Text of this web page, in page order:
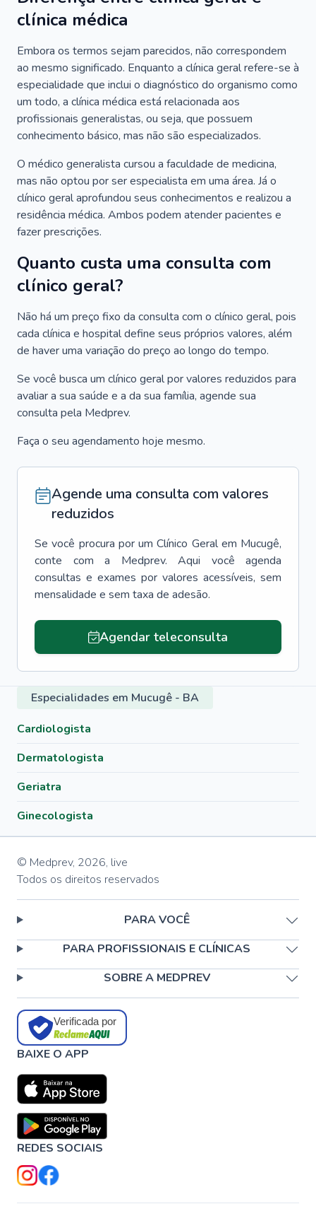
clínica médica
Embora os termos sejam parecidos, não correspondem
ao mesmo significado. Enquanto a clínica geral refere-se à
especialidade que inclui o diagnóstico do organismo como
um todo, a clínica médica está relacionada aos
profissionais generalistas, ou seja, que possuem
conhecimento básico, mas não são especializados.
O médico generalista cursou a faculdade de medicina,
mas não optou por ser especialista em uma área. Já o
clínico geral aprofundou seus conhecimentos e realizou a
residência médica. Ambos podem atender pacientes e
fazer prescrições.
Quanto custa uma consulta com
clínico geral?
Não há um preço fixo da consulta com o clínico geral, pois
cada clínica e hospital define seus próprios valores, além
de haver uma variação do preço ao longo do tempo.
Se você busca um clínico geral por valores reduzidos para
avaliar a sua saúde e a da sua família, agende sua
consulta pela Medprev.
Faça o seu agendamento hoje mesmo.
Agende uma consulta com valores
reduzidos
Se você procura por um Clínico Geral em Mucugê,
conte com a Medprev. Aqui você agenda
consultas e exames por valores acessíveis, sem
mensalidade e sem taxa de adesão.
Agendar teleconsulta
Especialidades em Mucugê - BA
Cardiologista
Dermatologista
Geriatra
Ginecologista
© Medprev, 2026, live
Todos os direitos reservados
PARA VOCÊ
PARA PROFISSIONAIS E CLÍNICAS
SOBRE A MEDPREV
Verificada por
BAIXE O APP
REDES SOCIAIS